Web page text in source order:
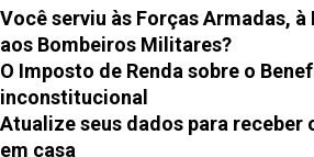
Você serviu às Forças Armadas,
aos Bombeiros Militares?
O Imposto de Renda sobre o
inconstitucional
Atualize seus dados para receber
em casa